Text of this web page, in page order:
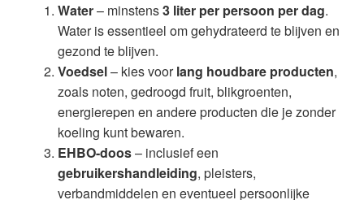
Water– minstens3 liter per persoon per dag.
Water is essentieel om gehydrateerd te blijven en
gezond te blijven.
Voedsel– kies voorlang houdbare producten,
zoals noten, gedroogd fruit, blikgroenten,
energierepen en andere producten die je zonder
koeling kunt bewaren.
EHBO-doos– inclusief een
gebruikershandleiding, pleisters,
verbandmiddelen en eventueel persoonlijke